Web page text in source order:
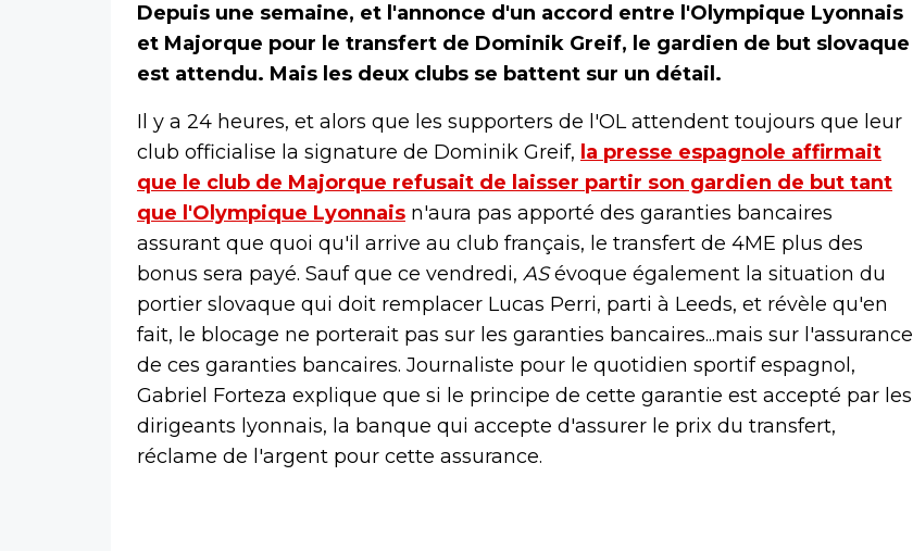
Depuis une semaine, et l'annonce d'un accord entre l'Olympique Lyonnais
et Majorque pour le transfert de Dominik Greif, le gardien de but slovaque
est attendu. Mais les deux clubs se battent sur un détail.
Il y a 24 heures, et alors que les supporters de l'OL attendent toujours que leur
club officialise la signature de Dominik Greif, la presse espagnole affirmait
que le club de Majorque refusait de laisser partir son gardien de but tant
que l'Olympique Lyonnais n'aura pas apporté des garanties bancaires
assurant que quoi qu'il arrive au club français, le transfert de 4ME plus des
bonus sera payé. Sauf que ce vendredi, ASévoque également la situation du
portier slovaque qui doit remplacer Lucas Perri, parti à Leeds, et révèle qu'en
fait, le blocage ne porterait pas sur les garanties bancaires...mais sur l'assurance
de ces garanties bancaires. Journaliste pour le quotidien sportif espagnol,
Gabriel Forteza explique que si le principe de cette garantie est accepté par les
dirigeants lyonnais, la banque qui accepte d'assurer le prix du transfert,
réclame de l'argent pour cette assurance.